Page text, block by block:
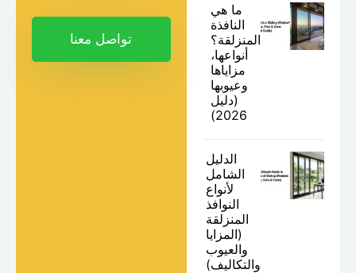
ما هي
النافذة
المنزلقة؟
أنواعها،
مزاياها
وعيوبها
(دليل
2026)
الدليل
الشامل
لأنواع
النوافذ
المنزلقة
(المزايا
والعيوب
والتكاليف)
تواصل معنا